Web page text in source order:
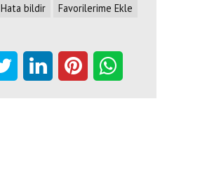
Hata bildir Favorilerime Ekle